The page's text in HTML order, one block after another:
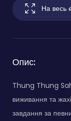
На весь
Опис:
Thung Thung
виживання та
завдання за